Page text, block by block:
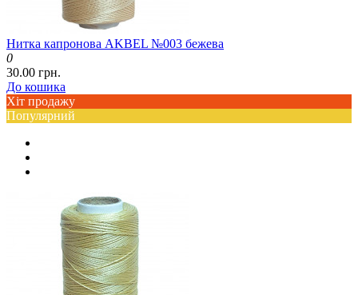
Нитка капронова AKBEL №003 бежева
0
30.00 грн.
До кошика
Хіт продажу
Популярний